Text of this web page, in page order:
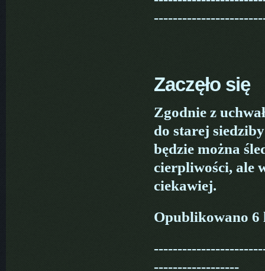
Zaczęło się
Zgodnie z
do starej
będzie można
cierpliwości, ale
ciekawiej.
Opublikowano 6
------------------